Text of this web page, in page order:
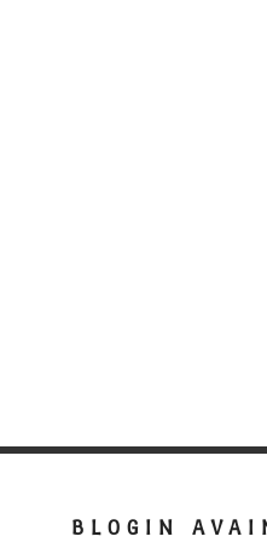
BLOGIN